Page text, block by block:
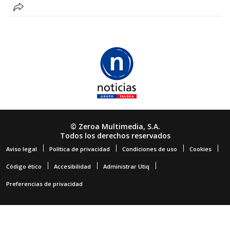
© Zeroa Multimedia, S.A.
Todos los derechos reservados
Aviso legal Política de privacidad Condiciones de uso Cookies
Código ético Accesibilidad Administrar Utiq
Preferencias de privacidad